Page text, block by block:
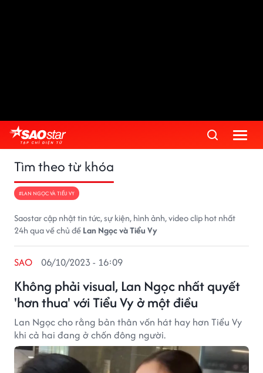
Tìm theo từ khóa
#LAN NGỌC VÀ TIỂU VY
Saostar cập nhật tin tức, sự kiện, hình ảnh, video clip hot nhất
24h qua về chủ đềLan Ngọc và Tiểu Vy
Không phải visual, Lan Ngọc nhất quyết
'hơn thua' với Tiểu Vy ở một điều
SAO 06/10/2023 - 16:09
Lan Ngọc cho rằng bản thân vốn hát hay hơn Tiểu Vy
khi cả hai đang ở chốn đông người.